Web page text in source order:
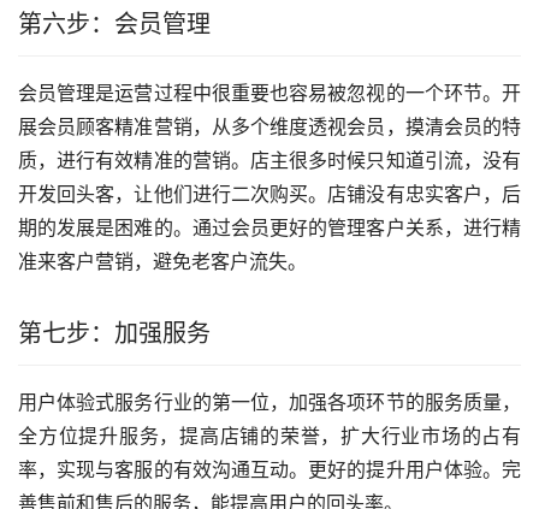
第六步：会员管理
会员管理是运营过程中很重要也容易被忽视的一个环节。开
展会员顾客精准营销，从多个维度透视会员，摸清会员的特
质，进行有效精准的营销。店主很多时候只知道引流，没有
开发回头客，让他们进行二次购买。店铺没有忠实客户，后
期的发展是困难的。通过会员更好的管理客户关系，进行精
准来客户营销，避免老客户流失。
第七步：加强服务
用户体验式服务行业的第一位，加强各项环节的服务质量，
全方位提升服务，提高店铺的荣誉，扩大行业市场的占有
率，实现与客服的有效沟通互动。更好的提升用户体验。完
善售前和售后的服务，能提高用户的回头率。